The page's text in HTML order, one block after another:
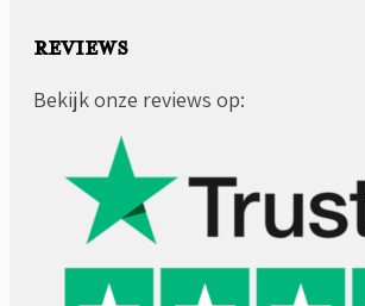
REVIEWS
Bekijk onze reviews op: